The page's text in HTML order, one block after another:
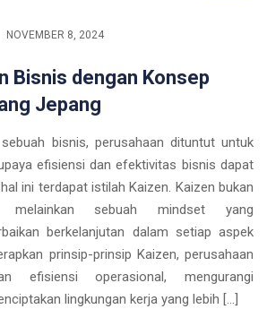
NOVEMBER 8, 2024
Bisnis dengan Konsep
Jepang
bisnis, perusahaan dituntut untuk
efisiensi dan efektivitas bisnis dapat
ini terdapat istilah Kaizen. Kaizen bukan
melainkan sebuah mindset yang
berkelanjutan dalam setiap aspek
prinsip-prinsip Kaizen, perusahaan
efisiensi operasional, mengurangi
lingkungan kerja yang lebih […]